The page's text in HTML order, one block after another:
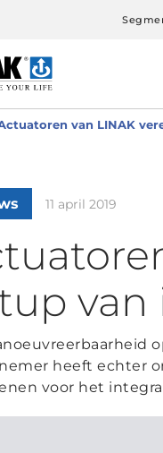
van LINAK
11 april 2019
heeft echter
voor het